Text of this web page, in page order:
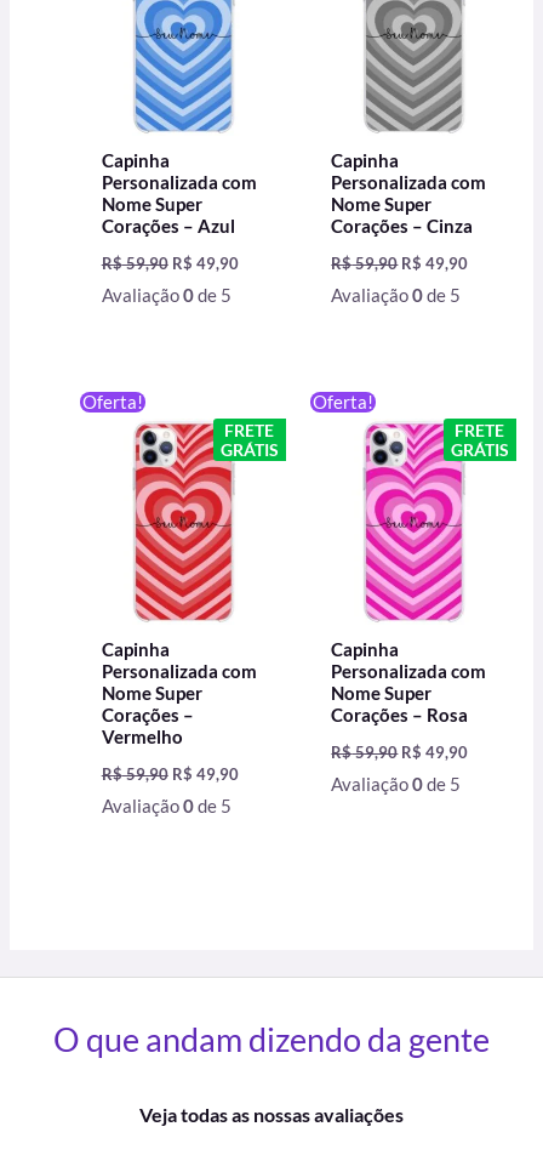
Capinha
Personalizada com
Nome Super
Corações – Azul
R$59,90 R$ 49,90
Avaliação0de 5
Capinha
Personalizada com
Nome Super
Corações – Cinza
R$59,90 R$ 49,90
Avaliação0de 5
Oferta!
FRETE
GRÁTIS
Capinha
Personalizada com
Nome Super
Corações –
Vermelho
R$59,90
original
era:
R$ 59,90.
R$ 49,90
preço
atual
é:
Avaliação0de 5
Oferta!
FRETE
GRÁTIS
Capinha
Personalizada com
Nome Super
Corações – Rosa
R$59,90
original
era:
R$ 59,90.
R$ 49,90
preço
atual
é:
Avaliação0de 5
O que andam dizendo da gente
Veja todas as nossas avaliações